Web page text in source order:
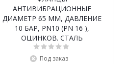
АНТИВИБРАЦИОННЫЕ
ДИАМЕТР 65 ММ, ДАВЛЕНИЕ
10 БАР, PN10 (PN 16 ),
ОЦИНКОВ. СТАЛЬ
Под заказ